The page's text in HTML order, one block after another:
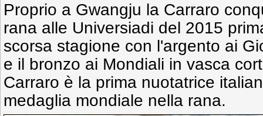
Proprio a Gwangju la Carraro
rana alle Universiadi del 2015
scorsa stagione con l'argento ai
e il bronzo ai Mondiali in vasca
Carraro è la prima nuotatrice
medaglia mondiale nella rana.